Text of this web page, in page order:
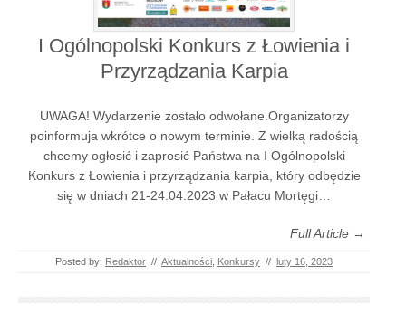
I Ogólnopolski Konkurs z Łowienia i
Przyrządzania Karpia
UWAGA! Wydarzenie zostało odwołane.Organizatorzy
poinformuja wkrótce o nowym terminie. Z wielką radością
chcemy ogłosić i zaprosić Państwa na I Ogólnopolski
Konkurs z Łowienia i przyrządzania karpia, który odbędzie
się w dniach 21-24.04.2023 w Pałacu Mortęgi…
Full Article →
Posted by: Redaktor // Aktualności Konkursy // luty 16, 2023